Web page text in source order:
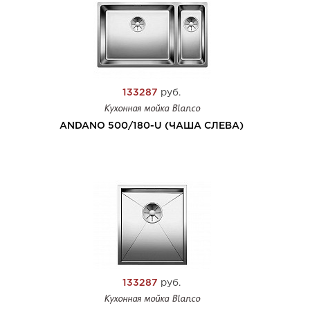
133287 руб.
Кухонная мойка Blanco
ANDANO 500/180-U (ЧАША СЛЕВА)
133287 руб.
Кухонная мойка Blanco